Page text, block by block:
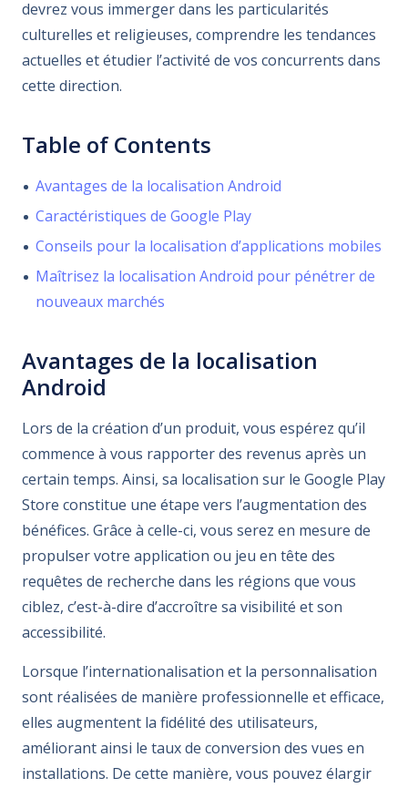
devrez vous immerger dans les particularités
culturelles et religieuses, comprendre les tendances
actuelles et étudier l’activité de vos concurrents dans
cette direction.
Table of Contents
Avantages de la localisation Android
Caractéristiques de Google Play
Conseils pour la localisation d’applications mobiles
Maîtrisez la localisation Android pour pénétrer de
nouveaux marchés
Avantages de la localisation
Android
Lors de la création d’un produit, vous espérez qu’il
commence à vous rapporter des revenus après un
certain temps. Ainsi, sa localisation sur le Google Play
Store constitue une étape vers l’augmentation des
bénéfices. Grâce à celle-ci, vous serez en mesure de
propulser votre application ou jeu en tête des
requêtes de recherche dans les régions que vous
ciblez, c’est-à-dire d’accroître sa visibilité et son
accessibilité.
Lorsque l’internationalisation et la personnalisation
sont réalisées de manière professionnelle et efficace,
elles augmentent la fidélité des utilisateurs,
améliorant ainsi le taux de conversion des vues en
installations. De cette manière, vous pouvez élargir